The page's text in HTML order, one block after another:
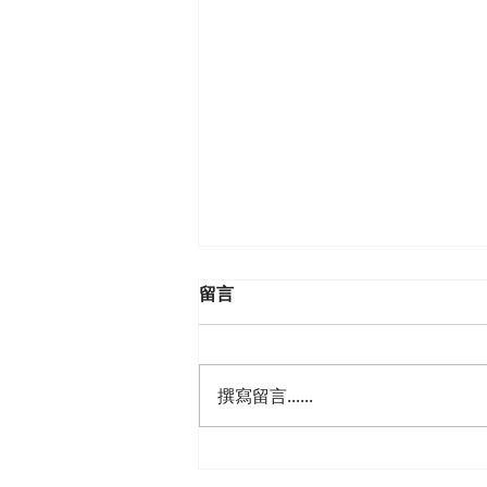
阻礙者滾開！束縳的魔法
留言
撰寫留言......